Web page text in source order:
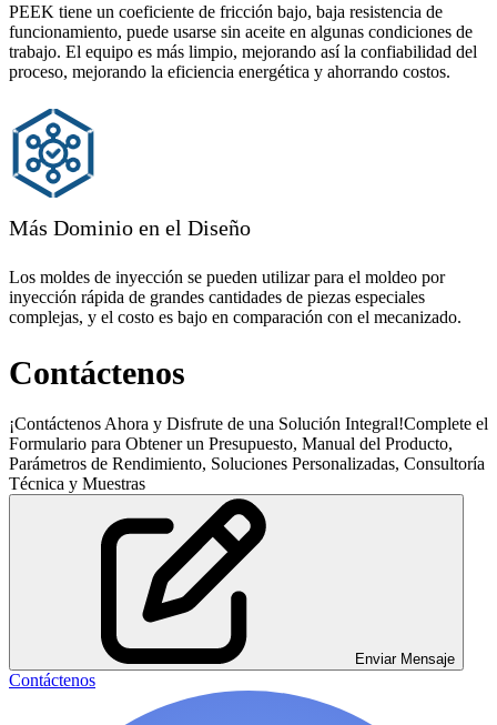
PEEK tiene un coeficiente de fricción bajo, baja resistencia de
funcionamiento, puede usarse sin aceite en algunas condiciones de
trabajo. El equipo es más limpio, mejorando así la confiabilidad del
proceso, mejorando la eficiencia energética y ahorrando costos.
Más Dominio en el Diseño
Los moldes de inyección se pueden utilizar para el moldeo por
inyección rápida de grandes cantidades de piezas especiales
complejas, y el costo es bajo en comparación con el mecanizado.
Contáctenos
¡Contáctenos Ahora y Disfrute de una Solución Integral!Complete el
Formulario para Obtener un Presupuesto, Manual del Producto,
Parámetros de Rendimiento, Soluciones Personalizadas, Consultoría
Técnica y Muestras
Enviar Mensaje
Contáctenos